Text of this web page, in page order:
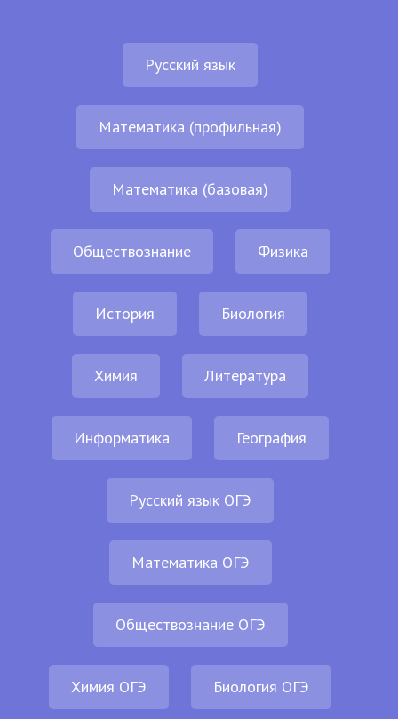
Русский язык
Математика (профильная)
Математика (базовая)
Обществознание Физика
История Биология
Химия Литература
Информатика География
Русский язык ОГЭ
Математика ОГЭ
Обществознание ОГЭ
Химия ОГЭ Биология ОГЭ